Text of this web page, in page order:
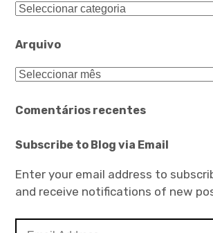
Categorias
Arquivo
Arquivo
Comentários recentes
Subscribe to Blog via Email
Enter your email address to
and receive notifications of new